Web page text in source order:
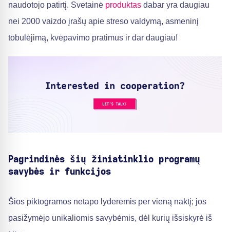
naudotojo patirtį. Svetainė produktas dabar yra daugiau
nei 2000 vaizdo įrašų apie streso valdymą, asmeninį
tobulėjimą, kvėpavimo pratimus ir dar daugiau!
Pagrindinės šių žiniatinklio programų
savybės ir funkcijos
Šios piktogramos netapo lyderėmis per vieną naktį; jos
pasižymėjo unikaliomis savybėmis, dėl kurių išsiskyrė iš